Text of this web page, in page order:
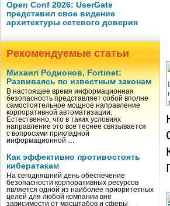
Open Conf 2026: UserGate
представил свое видение
архитектуры сетевого доверия
Рекомендуемые статьи
Михаил Родионов, Fortinet:
Развиваясь по известным законам
В настоящее время информационная
безопасность представляет собой вполне
самостоятельное мощное направление
корпоративной автоматизации.
Естественно, что в таких условиях
направление это все теснее связывается
с вопросами прикладной
информационной …
Как эффективно противостоять
кибератакам
На сегодняшний день обеспечение
безопасности корпоративных ресурсов
является одной из наиболее приоритетных
целей для любой компании вне
зависимости от масштабов и сферы